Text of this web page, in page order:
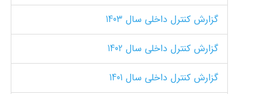
خدمات‌مجازی
گزارش کنترل داخلی سال 1403
گزارش کنترل داخلی سال 1402
گزارش کنترل داخلی سال 1401